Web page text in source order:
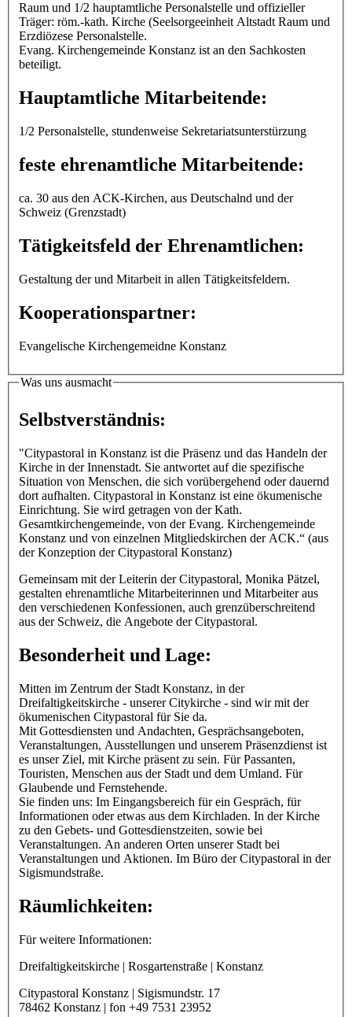
Raum und 1/2 hauptamtliche Personalstelle und offizieller
Träger: röm.-kath. Kirche (Seelsorgeeinheit Altstadt Raum und
Erzdiözese Personalstelle.
Evang. Kirchengemeinde Konstanz ist an den Sachkosten
beteiligt.
Hauptamtliche Mitarbeitende:
1/2 Personalstelle, stundenweise Sekretariatsunterstürzung
feste ehrenamtliche Mitarbeitende:
ca. 30 aus den ACK-Kirchen, aus Deutschalnd und der
Schweiz (Grenzstadt)
Tätigkeitsfeld der Ehrenamtlichen:
Gestaltung der und Mitarbeit in allen Tätigkeitsfeldern.
Kooperationspartner:
Evangelische Kirchengemeidne Konstanz
Was uns ausmacht
Selbstverständnis:
"Citypastoral in Konstanz ist die Präsenz und das Handeln der
Kirche in der Innenstadt. Sie antwortet auf die spezifische
Situation von Menschen, die sich vorübergehend oder dauernd
dort aufhalten. Citypastoral in Konstanz ist eine ökumenische
Einrichtung. Sie wird getragen von der Kath.
Gesamtkirchengemeinde, von der Evang. Kirchengemeinde
Konstanz und von einzelnen Mitgliedskirchen der ACK.“ (aus
der Konzeption der Citypastoral Konstanz)
Gemeinsam mit der Leiterin der Citypastoral, Monika Pätzel,
gestalten ehrenamtliche Mitarbeiterinnen und Mitarbeiter aus
den verschiedenen Konfessionen, auch grenzüberschreitend
aus der Schweiz, die Angebote der Citypastoral.
Besonderheit und Lage:
Mitten im Zentrum der Stadt Konstanz, in der
Dreifaltigkeitskirche - unserer Citykirche - sind wir mit der
ökumenischen Citypastoral für Sie da.
Mit Gottesdiensten und Andachten, Gesprächsangeboten,
Veranstaltungen, Ausstellungen und unserem Präsenzdienst ist
es unser Ziel, mit Kirche präsent zu sein. Für Passanten,
Touristen, Menschen aus der Stadt und dem Umland. Für
Glaubende und Fernstehende.
Sie finden uns: Im Eingangsbereich für ein Gespräch, für
Informationen oder etwas aus dem Kirchladen. In der Kirche
zu den Gebets- und Gottesdienstzeiten, sowie bei
Veranstaltungen. An anderen Orten unserer Stadt bei
Veranstaltungen und Aktionen. Im Büro der Citypastoral in der
Sigismundstraße.
Räumlichkeiten:
Für weitere Informationen:
Dreifaltigkeitskirche | Rosgartenstraße | Konstanz
Citypastoral Konstanz | Sigismundstr. 17
78462 Konstanz | fon +49 7531 23952